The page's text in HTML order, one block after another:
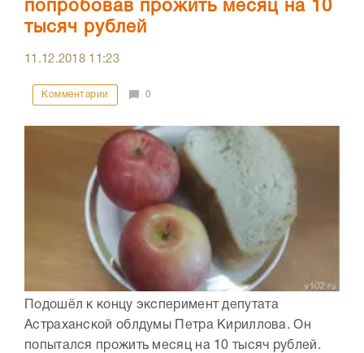
попробовав прожить месяц на 10
тысяч рублей
11.12.2018 11:23
Комментарии 0
Подошёл к концу эксперимент депутата
Астраханской облдумы Петра Кириллова. Он
попытался прожить месяц на 10 тысяч рублей.